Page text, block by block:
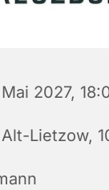
2027,
Lietzow,